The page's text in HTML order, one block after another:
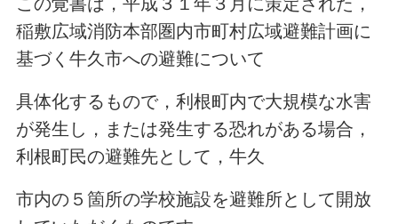
稲敷広域消防本部圏内市町村広域避難計画に
基づく牛久市への避難について
具体化するもので，利根町内で大規模な水害
が発生し，または発生する恐れがある場合，
利根町民の避難先として，牛久
市内の５箇所の学校施設を避難所として開放